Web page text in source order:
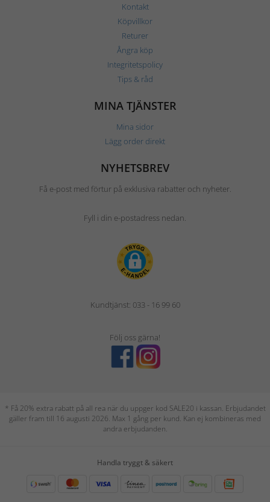
Kontakt
Köpvillkor
Returer
Ångra köp
Integritetspolicy
Tips & råd
MINA TJÄNSTER
Mina sidor
Lägg order direkt
NYHETSBREV
Få e-post med förtur på exklusiva rabatter och nyheter.
Fyll i din e-postadress nedan.
Kundtjänst: 033 - 16 99 60
Följ oss gärna!
* Få 20% extra rabatt på all rea när du uppger kod SALE20 i kassan. Erbjudandet
gäller fram till 16 augusti 2026. Max 1 gång per kund. Kan ej kombineras med
andra erbjudanden.
Handla tryggt & säkert